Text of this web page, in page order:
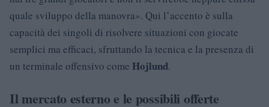
quale sviluppo della manovra». Qui l’accento è sulla
capacità dei singoli di risolvere situazioni con giocate
semplici ma efficaci, sfruttando la tecnica e la presenza di
un terminale offensivo come Hojlund.
Il mercato esterno e le possibili offerte